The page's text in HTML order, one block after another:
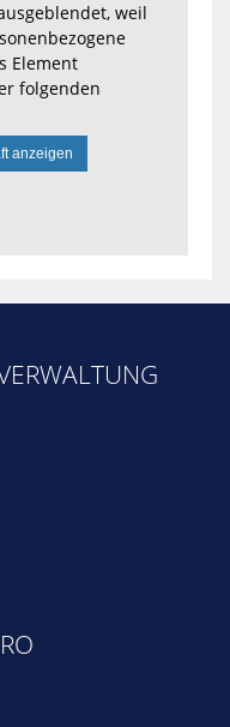
weil
Element
folgenden
anzeigen